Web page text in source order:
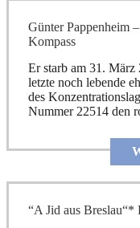
Günter Pappenheim
Kompass
Er starb am 31. März
letzte noch lebende
des
Nummer 22514 den
“A Jid aus